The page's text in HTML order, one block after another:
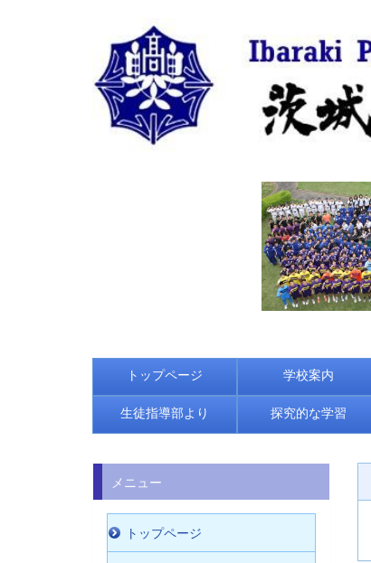
トップページ 学校案内
生徒指導部より 探究的な学習
メニュー
トップページ